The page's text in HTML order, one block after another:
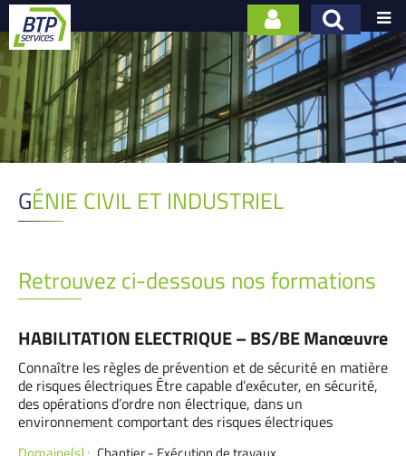

GÉNIE CIVIL ET INDUSTRIEL
Retrouvez ci-dessous nos formations
HABILITATION ELECTRIQUE – BS/BE Manœuvre
Connaître les règles de prévention et de sécurité en matière
de risques électriques Être capable d’exécuter, en sécurité,
des opérations d’ordre non électrique, dans un
environnement comportant des risques électriques